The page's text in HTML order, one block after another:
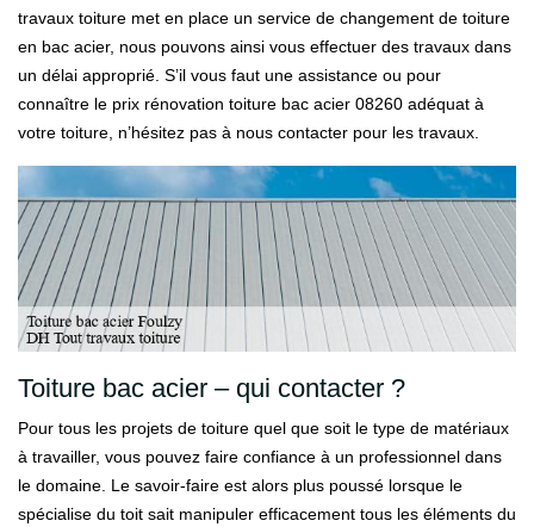
travaux toiture met en place un service de changement de toiture
en bac acier, nous pouvons ainsi vous effectuer des travaux dans
un délai approprié. S’il vous faut une assistance ou pour
connaître le prix rénovation toiture bac acier 08260 adéquat à
votre toiture, n’hésitez pas à nous contacter pour les travaux.
Toiture bac acier – qui contacter ?
Pour tous les projets de toiture quel que soit le type de matériaux
à travailler, vous pouvez faire confiance à un professionnel dans
le domaine. Le savoir-faire est alors plus poussé lorsque le
spécialise du toit sait manipuler efficacement tous les éléments du